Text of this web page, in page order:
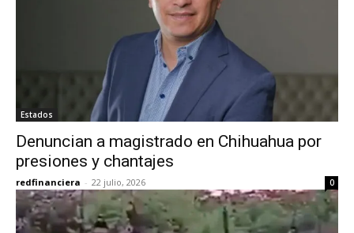
Estados
Denuncian a magistrado en Chihuahua por
presiones y chantajes
redfinanciera - 22 julio, 2026 0